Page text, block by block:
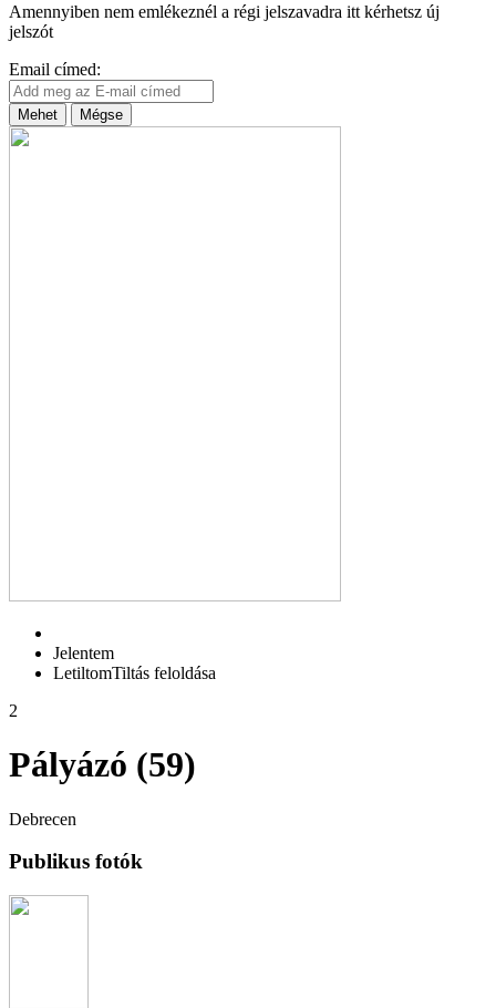
Amennyiben nem emlékeznél a régi jelszavadra itt kérhetsz új
jelszót
Email címed:
Mehet Mégse
Jelentem
LetiltomTiltás feloldása
2
Pályázó (59)
Debrecen
Publikus fotók